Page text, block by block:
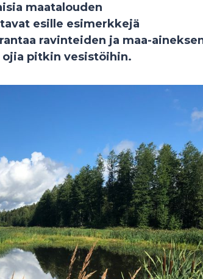
maatalouden
esille esimerkkejä
ravinteiden ja maa-
ojia pitkin vesistöihin.